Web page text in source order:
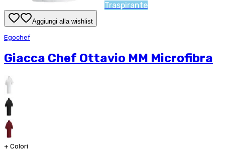
Traspirante
Aggiungi alla wishlist
Egochef
Giacca Chef Ottavio MM Microfibra
+ Colori